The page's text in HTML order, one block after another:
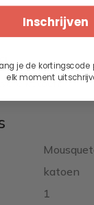
katoen.
katoen
1
Inschrijven
je de
elk moment